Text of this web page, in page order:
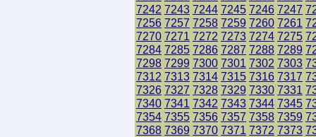
7242 7243 7244 7245 7246 7247
7256 7257 7258 7259 7260 7261
7270 7271 7272 7273 7274 7275
7284 7285 7286 7287 7288 7289
7298 7299 7300 7301 7302 7303
7312 7313 7314 7315 7316 7317
7326 7327 7328 7329 7330 7331
7340 7341 7342 7343 7344 7345
7354 7355 7356 7357 7358 7359
7368 7369 7370 7371 7372 7373